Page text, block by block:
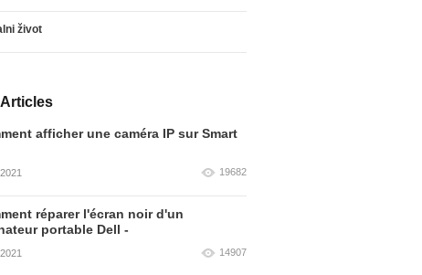
život
Articles
afficher une caméra IP sur Smart
19682
réparer l'écran noir d'un
portable Dell -
14907